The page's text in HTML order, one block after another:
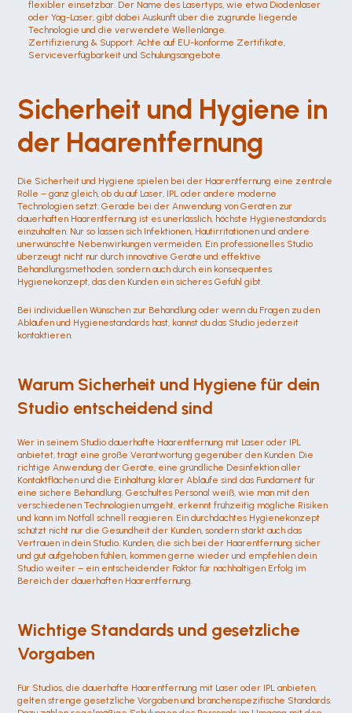
flexibler einsetzbar. Der Name des Lasertyps, wie etwa Diodenlaser
oder Yag-Laser, gibt dabei Auskunft über die zugrunde liegende
Technologie und die verwendete Wellenlänge.
Zertifizierung & Support: Achte auf EU-konforme Zertifikate,
Serviceverfügbarkeit und Schulungsangebote.
Sicherheit und Hygiene in
der Haarentfernung
Die Sicherheit und Hygiene spielen bei der Haarentfernung eine zentrale
Rolle – ganz gleich, ob du auf Laser, IPL oder andere moderne
Technologien setzt. Gerade bei der Anwendung von Geräten zur
dauerhaften Haarentfernung ist es unerlässlich, höchste Hygienestandards
einzuhalten. Nur so lassen sich Infektionen, Hautirritationen und andere
unerwünschte Nebenwirkungen vermeiden. Ein professionelles Studio
überzeugt nicht nur durch innovative Geräte und effektive
Behandlungsmethoden, sondern auch durch ein konsequentes
Hygienekonzept, das den Kunden ein sicheres Gefühl gibt.
Bei individuellen Wünschen zur Behandlung oder wenn du Fragen zu den
Abläufen und Hygienestandards hast, kannst du das Studio jederzeit
kontaktieren.
Warum Sicherheit und Hygiene für dein
Studio entscheidend sind
Wer in seinem Studio dauerhafte Haarentfernung mit Laser oder IPL
anbietet, trägt eine große Verantwortung gegenüber den Kunden. Die
richtige Anwendung der Geräte, eine gründliche Desinfektion aller
Kontaktflächen und die Einhaltung klarer Abläufe sind das Fundament für
eine sichere Behandlung. Geschultes Personal weiß, wie man mit den
verschiedenen Technologien umgeht, erkennt frühzeitig mögliche Risiken
und kann im Notfall schnell reagieren. Ein durchdachtes Hygienekonzept
schützt nicht nur die Gesundheit der Kunden, sondern stärkt auch das
Vertrauen in dein Studio. Kunden, die sich bei der Haarentfernung sicher
und gut aufgehoben fühlen, kommen gerne wieder und empfehlen dein
Studio weiter – ein entscheidender Faktor für nachhaltigen Erfolg im
Bereich der dauerhaften Haarentfernung.
Wichtige Standards und gesetzliche
Vorgaben
Für Studios, die dauerhafte Haarentfernung mit Laser oder IPL anbieten,
gelten strenge gesetzliche Vorgaben und branchenspezifische Standards.